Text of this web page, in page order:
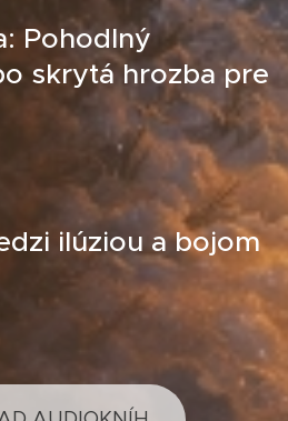
Pohodlný
skrytá hrozba pre
ilúziou a bojom